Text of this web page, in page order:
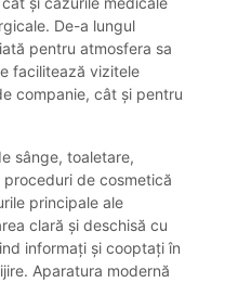
De-a lungul
pentru atmosfera sa
facilitează vizitele
companie, cât și pentru
sânge, toaletare,
de cosmetică
principale ale
clară și deschisă cu
informați și cooptați în
Aparatura modernă